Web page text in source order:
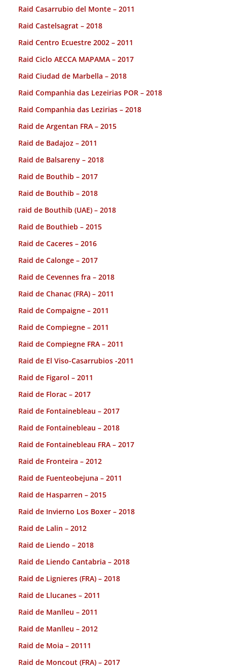
Raid Casarrubio del Monte – 2011
Raid Castelsagrat – 2018
Raid Centro Ecuestre 2002 – 2011
Raid Ciclo AECCA MAPAMA – 2017
Raid Ciudad de Marbella – 2018
Raid Companhia das Lezeirias POR – 2018
Raid Companhia das Lezirias – 2018
Raid de Argentan FRA – 2015
Raid de Badajoz – 2011
Raid de Balsareny – 2018
Raid de Bouthib – 2017
Raid de Bouthib – 2018
raid de Bouthib (UAE) – 2018
Raid de Bouthieb – 2015
Raid de Caceres – 2016
Raid de Calonge – 2017
Raid de Cevennes fra – 2018
Raid de Chanac (FRA) – 2011
Raid de Compaigne – 2011
Raid de Compiegne – 2011
Raid de Compiegne FRA – 2011
Raid de El Viso-Casarrubios -2011
Raid de Figarol – 2011
Raid de Florac – 2017
Raid de Fontainebleau – 2017
Raid de Fontainebleau – 2018
Raid de Fontainebleau FRA – 2017
Raid de Fronteira – 2012
Raid de Fuenteobejuna – 2011
Raid de Hasparren – 2015
Raid de Invierno Los Boxer – 2018
Raid de Lalin – 2012
Raid de Liendo – 2018
Raid de Liendo Cantabria – 2018
Raid de Lignieres (FRA) – 2018
Raid de Llucanes – 2011
Raid de Manlleu – 2011
Raid de Manlleu – 2012
Raid de Moia – 20111
Raid de Moncout (FRA) – 2017